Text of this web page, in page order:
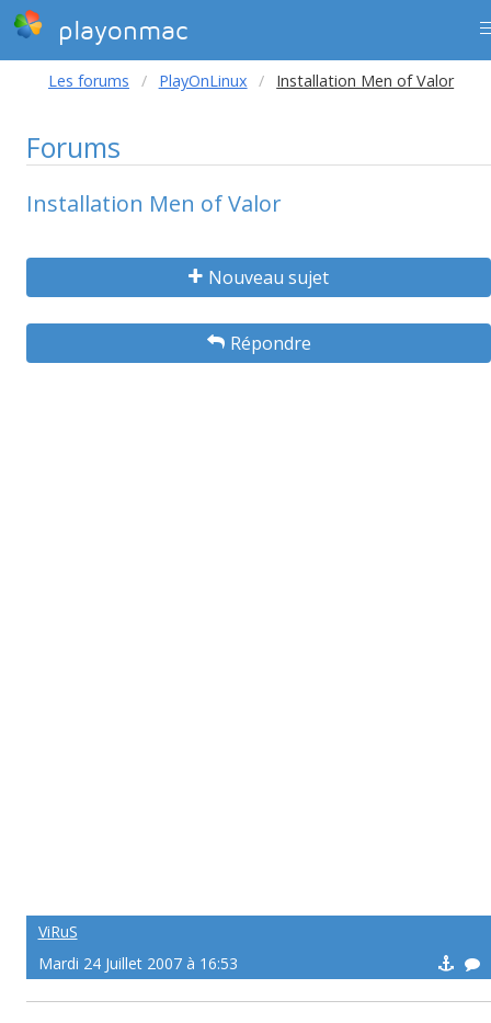
playonmac
Les forums PlayOnLinux Installation Men of Valor
Forums
Installation Men of Valor
Nouveau sujet
Répondre
ViRuS
Mardi 24 Juillet 2007 à 16:53